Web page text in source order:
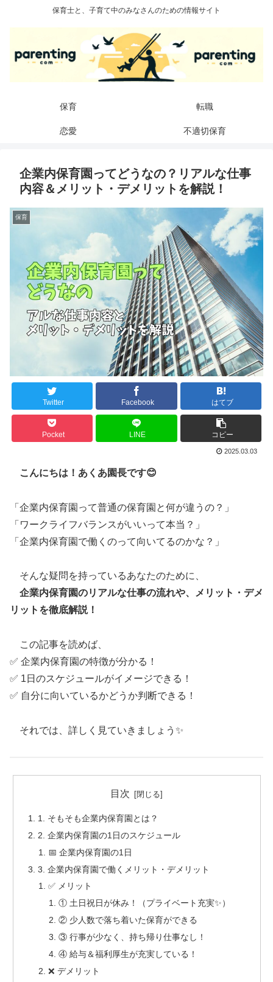
保育士と、子育て中のみなさんのための情報サイト
保育 転職
恋愛 不適切保育
企業内保育園ってどうなの？リアルな仕事
内容＆メリット・デメリットを解説！
保育
Twitter Facebook はてブ
Pocket LINE コピー
2025.03.03
こんにちは！あくあ園長です😊
「企業内保育園って普通の保育園と何が違うの？」
「ワークライフバランスがいいって本当？」
「企業内保育園で働くのって向いてるのかな？」
そんな疑問を持っているあなたのために、
企業内保育園のリアルな仕事の流れや、メリット・デメ
リットを徹底解説！
この記事を読めば、
✅ 企業内保育園の特徴が分かる！
✅ 1日のスケジュールがイメージできる！
✅ 自分に向いているかどうか判断できる！
それでは、詳しく見ていきましょう✨
目次
1. そもそも企業内保育園とは？
2. 企業内保育園の1日のスケジュール
📅 企業内保育園の1日
3. 企業内保育園で働くメリット・デメリット
✅ メリット
① 土日祝日が休み！（プライベート充実✨）
② 少人数で落ち着いた保育ができる
③ 行事が少なく、持ち帰り仕事なし！
④ 給与＆福利厚生が充実している！
❌ デメリット